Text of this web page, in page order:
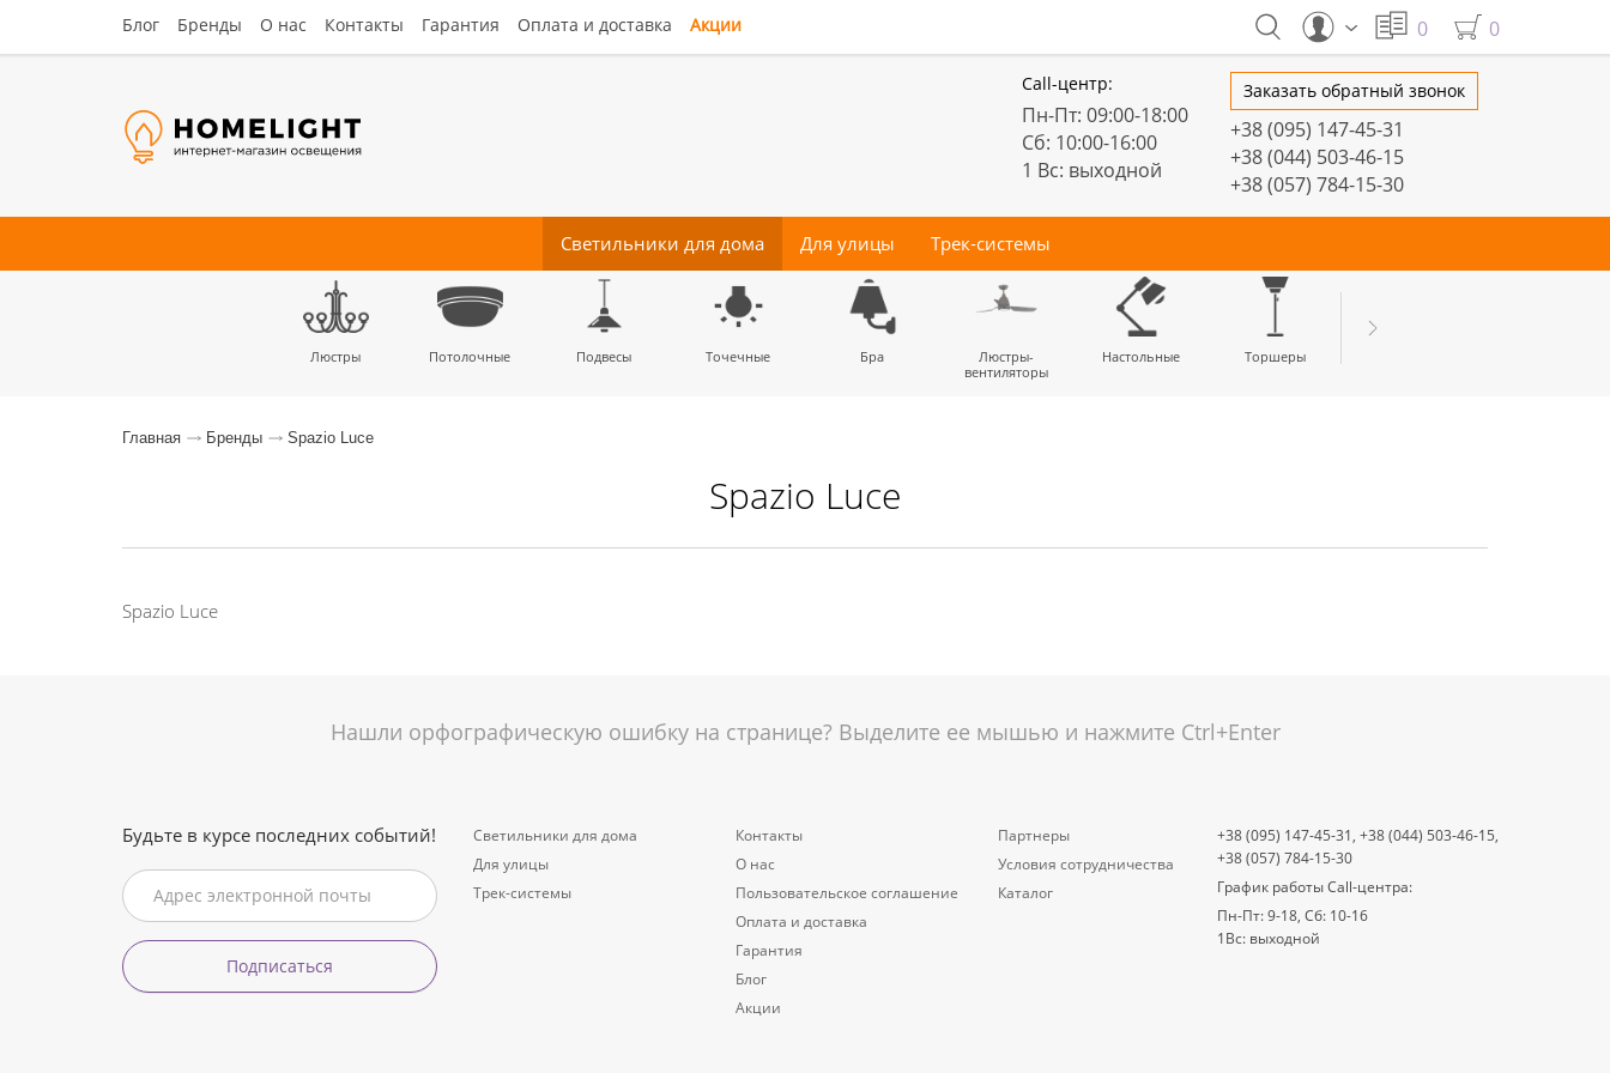
Блог Бренды О нас Контакты Гарантия Оплата и доставка Акции 0 0
Заказать обратный звонок
+38 (095) 147-45-31
+38 (044) 503-46-15
+38 (057) 784-15-30
Call-центр:
Пн-Пт: 09:00-18:00
Сб: 10:00-16:00
1 Вс: выходной
Светильники для дома
Люстры Потолочные Подвесы Точечные Бра
Люстры-
вентиляторы
Настольные Торшеры
Для улицы
Настенные Потолочные Тротуарные Прожектора Декоративные
Трек-системы
Магнитные
Комплектующие
для трек-систем
Главная Бренды Spazio Luce
Spazio Luce
Spazio Luce
Нашли орфографическую ошибку на странице? Выделите ее мышью и нажмите Ctrl+Enter
Будьте в курсе последних событий!
Подписаться
Светильники для дома
Для улицы
Трек-системы
Контакты
О нас
Пользовательское соглашение
Оплата и доставка
Гарантия
Блог
Акции
Партнеры
Условия сотрудничества
Каталог
+38 (095) 147-45-31, +38 (044) 503-46-15,
+38 (057) 784-15-30
График работы Call-центра:
Пн-Пт: 9-18, Сб: 10-16
1Вс: выходной